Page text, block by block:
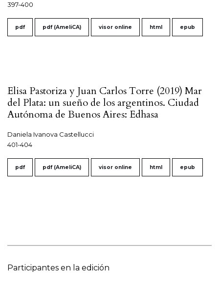
397-400
pdf pdf (AmeliCA) visor online html epub
Elisa Pastoriza y Juan Carlos Torre (2019) Mar
del Plata: un sueño de los argentinos. Ciudad
Autónoma de Buenos Aires: Edhasa
Daniela Ivanova Castellucci
401-404
pdf pdf (AmeliCA) visor online html epub
Participantes en la edición